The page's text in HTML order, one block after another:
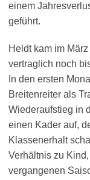
einem
geführt.
Heldt kam im
vertraglich noch
In den ersten
Breitenreiter als
Wiederaufstieg in
einen Kader auf,
Klassenerhalt
Verhältnis zu
vergangenen